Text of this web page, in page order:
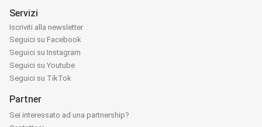
Servizi
Iscriviti alla newsletter
Seguici su Facebook
Seguici su Instagram
Seguici su Youtube
Seguici su TikTok
Partner
Sei interessato ad una partnership?